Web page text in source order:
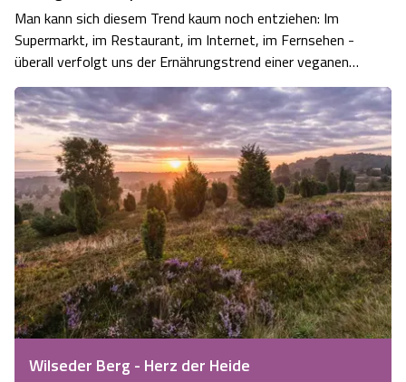
Man kann sich diesem Trend kaum noch entziehen: Im
Supermarkt, im Restaurant, im Internet, im Fernsehen -
überall verfolgt uns der Ernährungstrend einer veganen
Lebensweise. Vegan essen Doch "vegan sein" ist viel
mehr als ein Trend, es ist eine ganze
Lebensphilosophie, eine generelle Haltung unser…
Wilseder Berg - Herz der Heide